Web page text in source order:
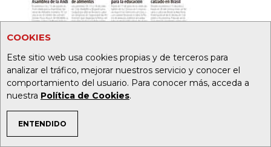
COOKIES
Este sitio web usa cookies propias y de terceros para
analizar el tráfico, mejorar nuestros servicio y conocer el
comportamiento del usuario. Para conocer más, acceda a
nuestra Política de Cookies.
ENTENDIDO
TEMAS DE INTERÉS
20 32